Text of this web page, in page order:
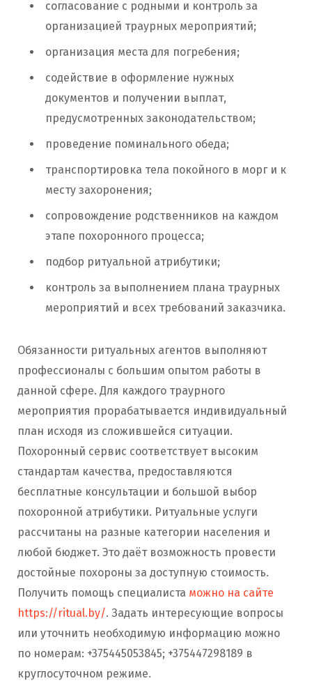
согласование с родными и контроль за
организацией траурных мероприятий;
организация места для погребения;
содействие в оформление нужных
документов и получении выплат,
предусмотренных законодательством;
проведение поминального обеда;
транспортировка тела покойного в морг и к
месту захоронения;
сопровождение родственников на каждом
этапе похоронного процесса;
подбор ритуальной атрибутики;
контроль за выполнением плана траурных
мероприятий и всех требований заказчика.
Обязанности ритуальных агентов выполняют
профессионалы с большим опытом работы в
данной сфере. Для каждого траурного
мероприятия прорабатывается индивидуальный
план исходя из сложившейся ситуации.
Похоронный сервис соответствует высоким
стандартам качества, предоставляются
бесплатные консультации и большой выбор
похоронной атрибутики. Ритуальные услуги
рассчитаны на разные категории населения и
любой бюджет. Это даёт возможность провести
достойные похороны за доступную стоимость.
Получить помощь специалиста можно на сайте
https://ritual.by/. Задать интересующие вопросы
или уточнить необходимую информацию можно
по номерам: +375445053845; +375447298189 в
круглосуточном режиме.